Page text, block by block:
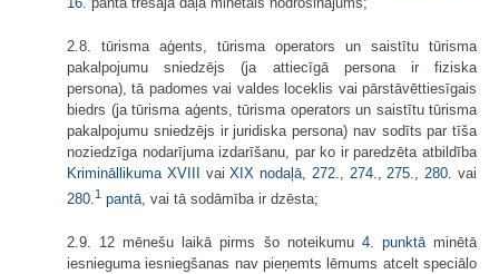
2.8. tūrisma aģents, tūrisma operators un saistītu tūrisma
pakalpojumu sniedzējs (ja attiecīgā persona ir fiziska
persona), tā padomes vai valdes loceklis vai pārstāvēttiesīgais
biedrs (ja tūrisma aģents, tūrisma operators un saistītu tūrisma
pakalpojumu sniedzējs ir juridiska persona) nav sodīts par tīša
noziedzīga nodarījuma izdarīšanu, par ko ir paredzēta atbildība
Krimināllikuma XVIII vai XIX nodaļā 272. 274. 275. 280.vai
280.1 pantā, vai tā sodāmība ir dzēsta;
2.9. 12 mēnešu laikā pirms šo noteikumu 4. punktāminētā
iesnieguma iesniegšanas nav pieņemts lēmums atcelt speciālo